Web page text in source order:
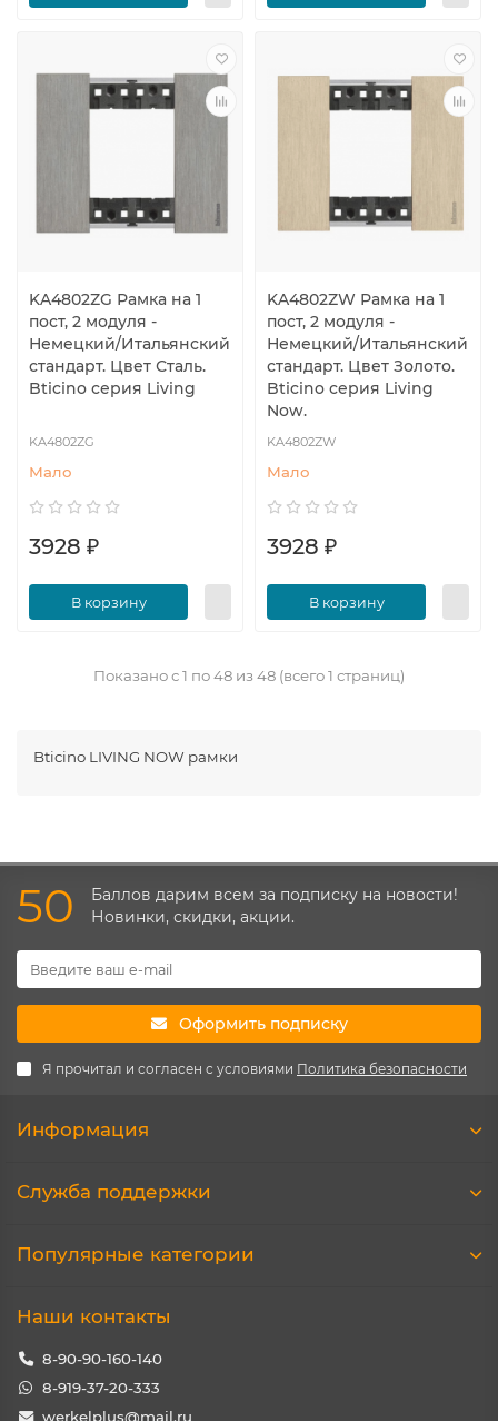
KA4802ZG Рамка на 1
пост, 2 модуля -
Немецкий/Итальянский
стандарт. Цвет Сталь.
Bticino серия Living
KA4802ZG
Мало
3928 ₽
В корзину
KA4802ZW Рамка на 1
пост, 2 модуля -
Немецкий/Итальянский
стандарт. Цвет Золото.
Bticino серия Living
Now.
KA4802ZW
Мало
3928 ₽
В корзину
Показано с 1 по 48 из 48 (всего 1 страниц)
Bticino LIVING NOW рамки
50
Баллов дарим всем за подписку на новости!
Новинки, скидки, акции.
Оформить подписку
Я прочитал и согласен с условиями Политика безопасности
Информация
Служба поддержки
Популярные категории
Наши контакты
8-90-90-160-140
8-919-37-20-333
werkelplus@mail.ru